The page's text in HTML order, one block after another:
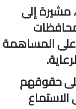
مشيرة إلى
على المساهمة
حقوقهم
الاستماع